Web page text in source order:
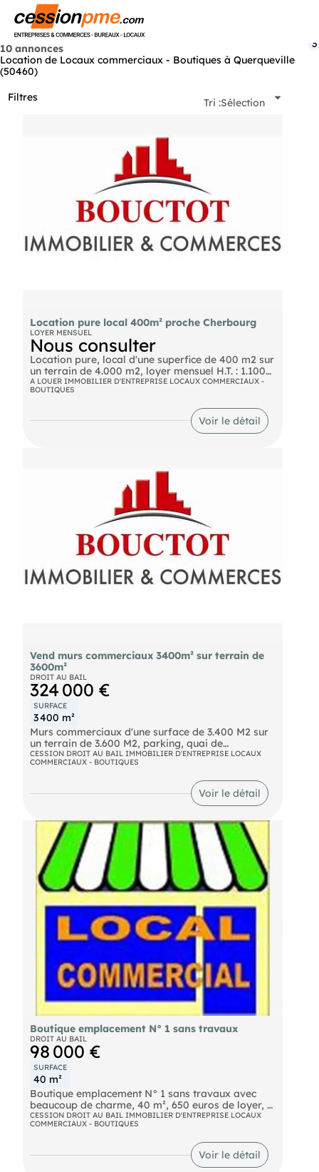
10 annonces
Location de Locaux commerciaux - Boutiques à Querqueville
(50460)
Filtres
3
Tri :Sélection
Location pure local 400m² proche Cherbourg
LOYER MENSUEL
Nous consulter
Location pure, local d'une superfice de 400 m2 sur
un terrain de 4.000 m2, loyer mensuel H.T. : 1.100
Euros.
A LOUER IMMOBILIER D'ENTREPRISE LOCAUX COMMERCIAUX -
BOUTIQUES
Voir le détail
Vend murs commerciaux 3400m² sur terrain de
3600m²
DROIT AU BAIL
324 000 €
SURFACE
3 400 m²
Murs commerciaux d'une surface de 3.400 M2 sur
un terrain de 3.600 M2, parking, quai de
chargement.
CESSION DROIT AU BAIL IMMOBILIER D'ENTREPRISE LOCAUX
COMMERCIAUX - BOUTIQUES
Voir le détail
Boutique emplacement N° 1 sans travaux
DROIT AU BAIL
98 000 €
SURFACE
40 m²
Boutique emplacement N° 1 sans travaux avec
beaucoup de charme, 40 m², 650 euros de loyer, à
voir absolument.
CESSION DROIT AU BAIL IMMOBILIER D'ENTREPRISE LOCAUX
COMMERCIAUX - BOUTIQUES
Voir le détail